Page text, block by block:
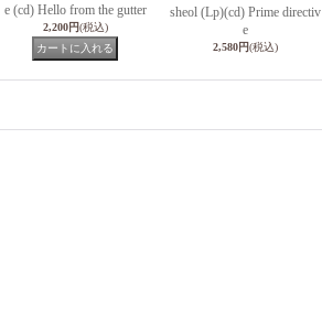
e (cd) Hello from the gutter
2,200円(税込)
sheol (Lp)(cd) Prime directiv
e
2,580円(税込)